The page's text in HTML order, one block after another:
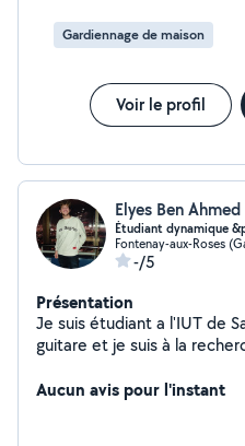
Gardiennage de maison
Voir le profil
Elyes Ben Ahmed
Étudiant dynamique
Fontenay-aux-Roses
-/5
Présentation
Je suis étudiant a l'IUT de
guitare et je suis à la
Aucun avis pour l'instant